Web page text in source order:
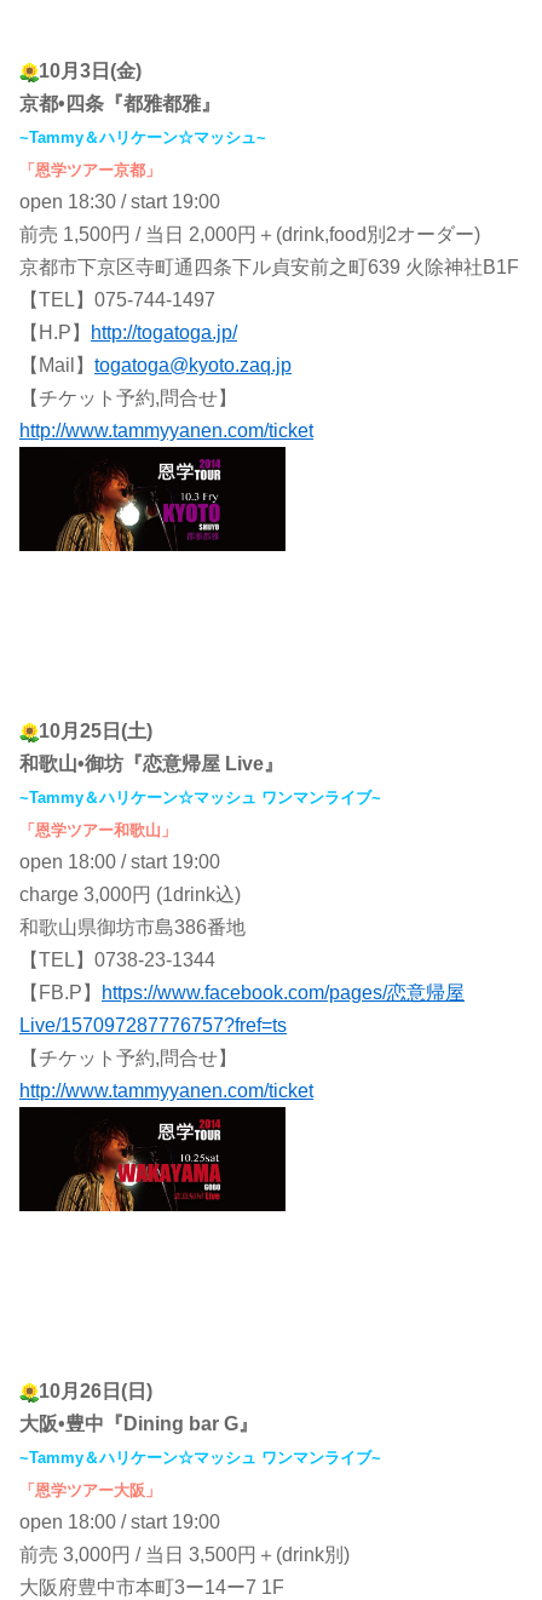
10月3日(金)
京都•四条『都雅都雅』
~Tammy＆ハリケーン☆マッシュ~
「恩学ツアー京都」
open 18:30 / start 19:00
前売 1,500円 / 当日 2,000円＋(drink,food別2オーダー)
京都市下京区寺町通四条下ル貞安前之町639 火除神社B1F
【TEL】075-744-1497
【H.P】
http://togatoga.jp/
【Mail】 togatoga@kyoto.zaq.jp
【チケット予約,問合せ】
http://www.tammyyanen.com/ticket
10月25日(土)
和歌山•御坊『恋意帰屋 Live』
~Tammy＆ハリケーン☆マッシュ ワンマンライブ~
「恩学ツアー和歌山」
open 18:00 / start 19:00
charge 3,000円 (1drink込)
和歌山県御坊市島386番地
【TEL】0738-23-1344
【FB.P】
https://www.facebook.com/pages/恋意帰屋
Live/157097287776757?fref=ts
【チケット予約,問合せ】
http://www.tammyyanen.com/ticket
10月26日(日)
大阪•豊中『Dining bar G』
~Tammy＆ハリケーン☆マッシュ ワンマンライブ~
「恩学ツアー大阪」
open 18:00 / start 19:00
前売 3,000円 / 当日 3,500円＋(drink別)
大阪府豊中市本町3ー14ー7 1F